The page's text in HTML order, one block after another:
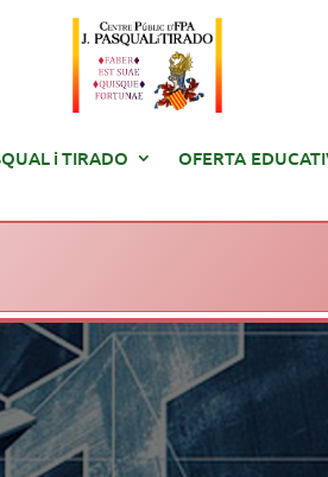
i TIRADO OFERTA